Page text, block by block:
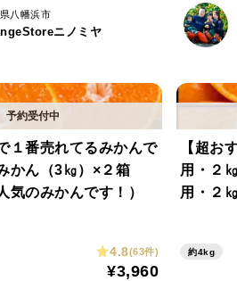
八幡浜市
ニノミヤ
１番売れてるみかんで
かん（3㎏）×２箱
気のみかんです！）
4.8(63件)
¥3,960
【超お
用・２
用・２
約4kg